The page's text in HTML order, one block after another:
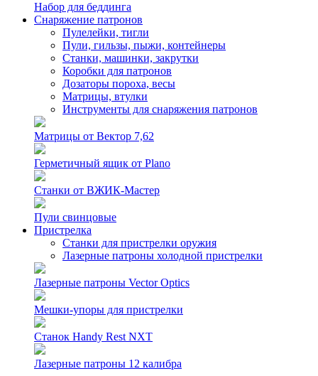
Набор для беддинга
Снаряжение патронов
Пулелейки, тигли
Пули, гильзы, пыжи, контейнеры
Станки, машинки, закрутки
Коробки для патронов
Дозаторы пороха, весы
Матрицы, втулки
Инструменты для снаряжения патронов
Матрицы от Вектор 7,62
Герметичный ящик от Plano
Станки от ВЖИК-Мастер
Пули свинцовые
Пристрелка
Станки для пристрелки оружия
Лазерные патроны холодной пристрелки
Лазерные патроны Vector Optics
Мешки-упоры для пристрелки
Станок Handy Rest NXT
Лазерные патроны 12 калибра